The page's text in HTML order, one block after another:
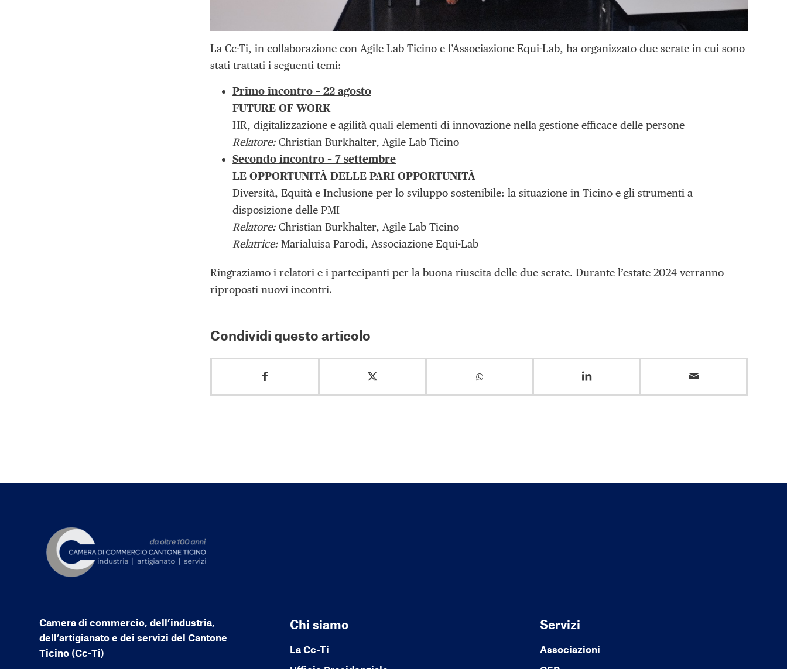
La Cc-Ti, in collaborazione con Agile Lab Ticino e l’Associazione Equi-Lab, ha organizzato due serate in cui sono
stati trattati i seguenti temi:
Primo incontro – 22 agosto
FUTURE OF WORK
HR, digitalizzazione e agilità quali elementi di innovazione nella gestione efficace delle persone
Relatore: Christian Burkhalter, Agile Lab Ticino
Secondo incontro – 7 settembre
LE OPPORTUNITÀ DELLE PARI OPPORTUNITÀ
Diversità, Equità e Inclusione per lo sviluppo sostenibile: la situazione in Ticino e gli strumenti a
disposizione delle PMI
Relatore: Christian Burkhalter, Agile Lab Ticino
Relatrice: Marialuisa Parodi, Associazione Equi-Lab
Ringraziamo i relatori e i partecipanti per la buona riuscita delle due serate. Durante l’estate 2024 verranno
riproposti nuovi incontri.
Condividi questo articolo
Camera di commercio, dell’industria,
dell’artigianato e dei servizi del Cantone
Ticino (Cc-Ti)
Chi siamo
La Cc-Ti
Servizi
Associazioni